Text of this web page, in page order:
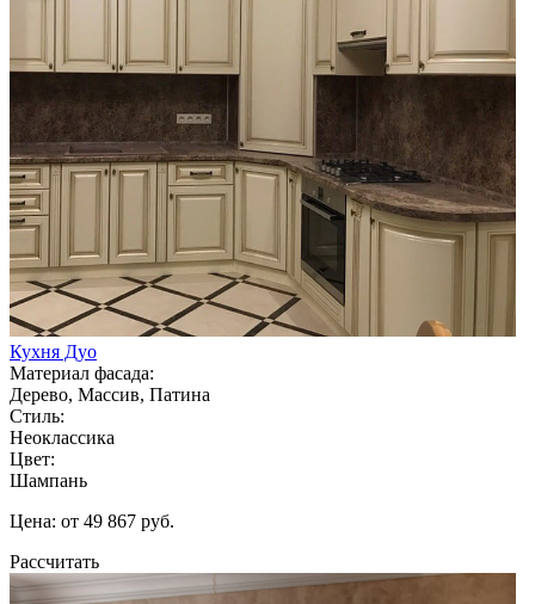
Кухня Дуо
Материал фасада:
Дерево, Массив, Патина
Стиль:
Неоклассика
Цвет:
Шампань
Цена: от 49 867 руб.
Рассчитать